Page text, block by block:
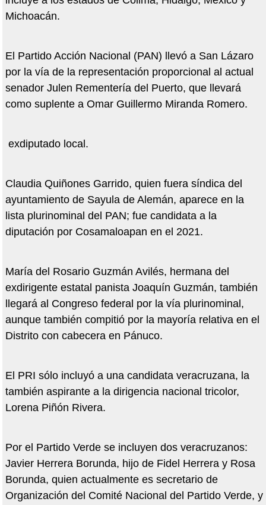
Michoacán.
El Partido Acción Nacional (PAN) llevó a San Lázaro
por la vía de la representación proporcional al actual
senador Julen Rementería del Puerto, que llevará
como suplente a Omar Guillermo Miranda Romero.
exdiputado local.
Claudia Quiñones Garrido, quien fuera síndica del
ayuntamiento de Sayula de Alemán, aparece en la
lista plurinominal del PAN; fue candidata a la
diputación por Cosamaloapan en el 2021.
María del Rosario Guzmán Avilés, hermana del
exdirigente estatal panista Joaquín Guzmán, también
llegará al Congreso federal por la vía plurinominal,
aunque también compitió por la mayoría relativa en el
Distrito con cabecera en Pánuco.
El PRI sólo incluyó a una candidata veracruzana, la
también aspirante a la dirigencia nacional tricolor,
Lorena Piñón Rivera.
Por el Partido Verde se incluyen dos veracruzanos:
Javier Herrera Borunda, hijo de Fidel Herrera y Rosa
Borunda, quien actualmente es secretario de
Organización del Comité Nacional del Partido Verde, y